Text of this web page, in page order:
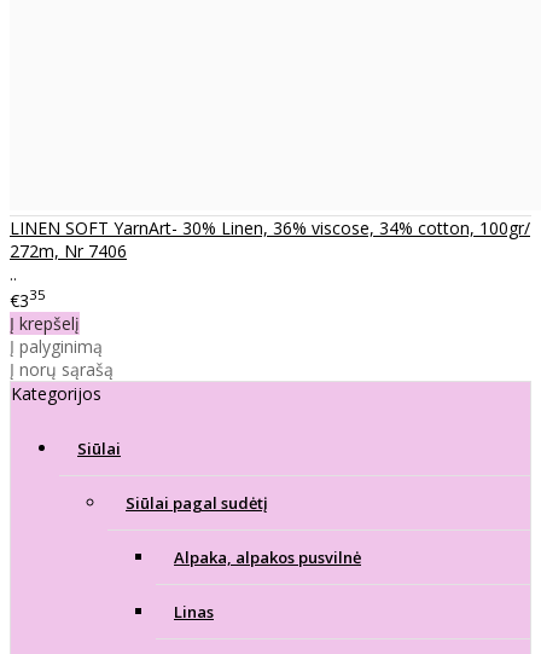
LINEN SOFT YarnArt- 30% Linen, 36% viscose, 34% cotton, 100gr/
272m, Nr 7406
..
€335
Į krepšelį
Į palyginimą
Į norų sąrašą
Kategorijos
Siūlai
Siūlai pagal sudėtį
Alpaka, alpakos pusvilnė
Linas